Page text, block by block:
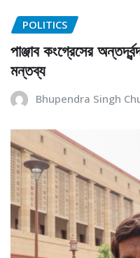
POLITICS
পাঞ্জাব কংগ্রেসের
মন্তব্য
Bhupendra Singh